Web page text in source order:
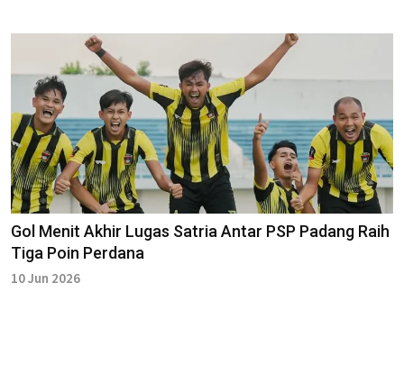
Gol Menit Akhir Lugas Satria Antar PSP Padang Raih
Tiga Poin Perdana
10 Jun 2026